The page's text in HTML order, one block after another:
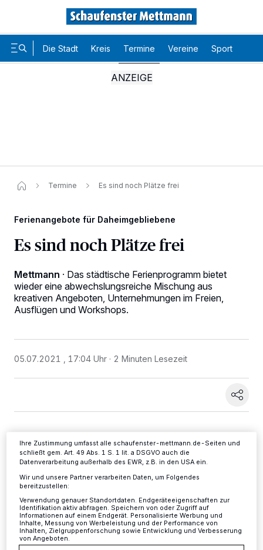
Die Stadt Kreis Termine Vereine Sport
Termine Es sind noch Plätze frei
Ferienangebote für Daheimgebliebene
Es sind noch Plätze frei
Mettmann · Das städtische Ferienprogramm bietet
wieder eine abwechslungsreiche Mischung aus
kreativen Angeboten, Unternehmungen im Freien,
Ausflügen und Workshops.
05.07.2021 , 17:04 Uhr 2 Minuten Lesezeit
F ür folgende Angebote gibt es immer noch
freie Plätze:
- Steinzeit-Spielplatz (6-14 Jahre) am
Dienstag 6. Juli, von 9.30 bis 14 Uhr
verarbeiten Daten, um Ihnen Dienste bereitzustellen“ aufgeführten
Ihre Zustimmung umfasst alle schaufenster-mettmann.de-Seiten und
schließt gem. Art. 49 Abs. 1 S. 1 lit. a DSGVO auch die
Datenverarbeitung außerhalb des EWR, z.B. in den USA ein.
Wir und unsere Partner verarbeiten Daten, um Folgendes
bereitzustellen:
Verwendung genauer Standortdaten. Endgeräteeigenschaften zur
Identifikation aktiv abfragen. Speichern von oder Zugriff auf
Informationen auf einem Endgerät. Personalisierte Werbung und
Inhalte, Messung von Werbeleistung und der Performance von
Inhalten, Zielgruppenforschung sowie Entwicklung und Verbesserung
von Angeboten.